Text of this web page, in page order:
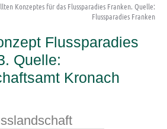
Konzeptes für das Flussparadies Franken. Quelle:
Flussparadies Franken
Flussparadies
Quelle:
Kronach